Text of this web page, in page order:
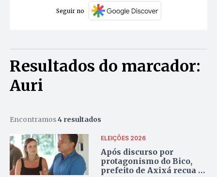
Seguir no
Resultados do marcador:
Auri
Encontramos4 resultados
ELEIÇÕES 2026
Após discurso por
protagonismo do Bico,
prefeito de Axixá recua e